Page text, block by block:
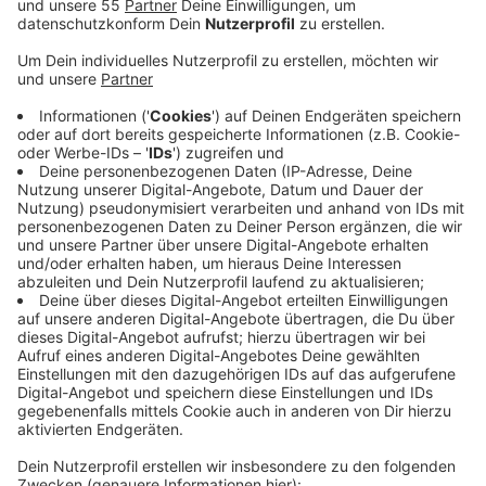
größere Reifenmengen von Grundstücken entfernt
wurden.
Anzeige
Die wilde Müllkippe war vergangene Woche Mittwoch
in Höhe Koburg am Wasserrückhaltebecken entdeckt
worden. Den Kontakt zur Abfallüberwachung des
Kreises gibt's in den Nachrichten auf unserer Website.
Abfallüberwachung der Kreisverwaltung Mettmann